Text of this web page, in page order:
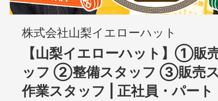
株式会社山梨イエローハット
【山梨イエローハット】①販
ッフ ②整備スタッフ ③販売
作業スタッフ | 正社員・パー